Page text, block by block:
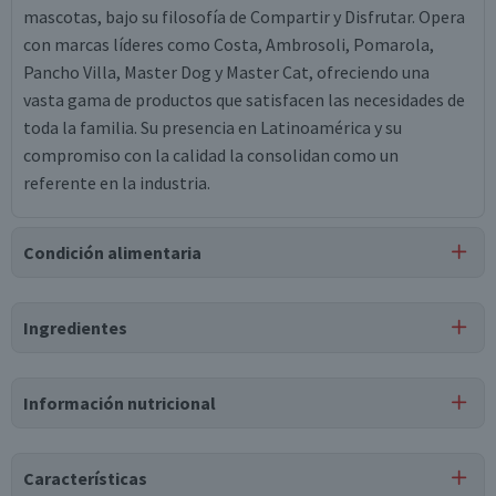
mascotas, bajo su filosofía de Compartir y Disfrutar. Opera
con marcas líderes como Costa, Ambrosoli, Pomarola,
Pancho Villa, Master Dog y Master Cat, ofreciendo una
vasta gama de productos que satisfacen las necesidades de
toda la familia. Su presencia en Latinoamérica y su
compromiso con la calidad la consolidan como un
referente en la industria.
Condición alimentaria
Ingredientes
Puede contener
Información nutricional
Tabla nutricional
Características